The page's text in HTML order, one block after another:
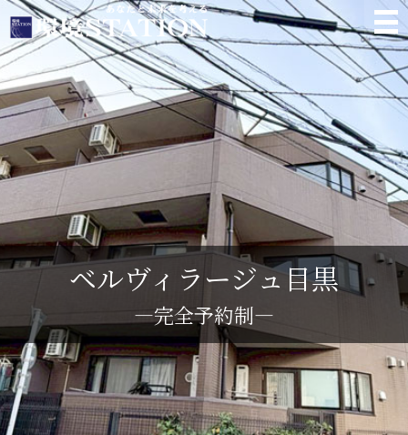
環境ステーション
ベルヴィラージュ目黒
―完全予約制―